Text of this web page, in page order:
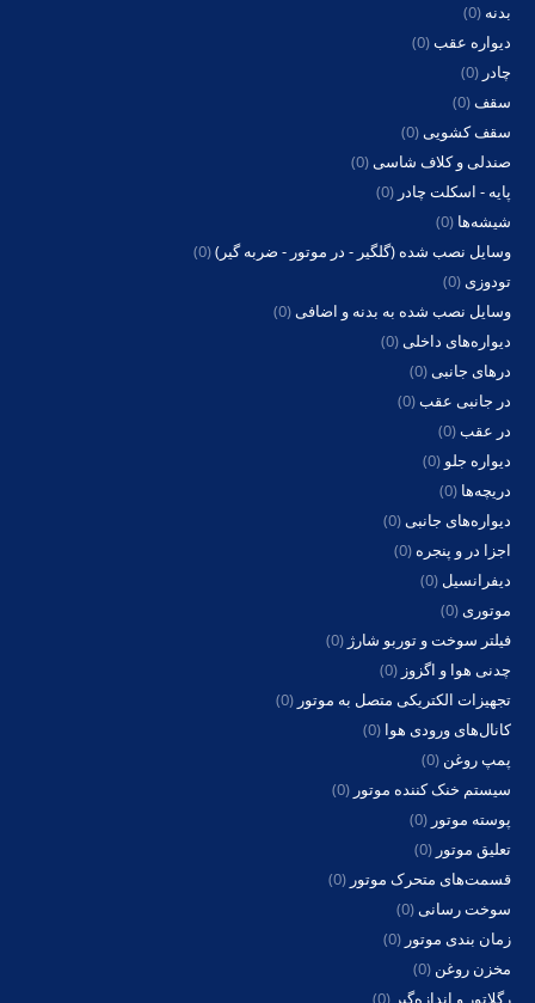
بدنه (0)
دیواره عقب(0)
چادر (0)
سقف(0)
سقف کشویی(0)
صندلی و کلاف شاسی(0)
پایه - اسکلت چادر (0)
شیشه‌ها (0)
وسایل نصب شده (گلگیر - در موتور - ضربه گیر)(0)
تودوزی(0)
وسایل نصب شده به بدنه و اضافی(0)
دیواره‌های داخلی(0)
درهای جانبی(0)
در جانبی عقب(0)
در عقب(0)
دیواره جلو (0)
دریچه‌ها (0)
دیواره‌های جانبی(0)
اجزا در و پنجره (0)
دیفرانسیل (0)
موتوری(0)
فیلتر سوخت و توربو شارژ (0)
چدنی هوا و اگزوز (0)
تجهیزات الکتریکی متصل به موتور (0)
کانال‌های ورودی هوا (0)
پمپ روغن (0)
سیستم خنک کننده موتور (0)
پوسته موتور (0)
تعلیق موتور (0)
قسمت‌های متحرک موتور (0)
سوخت رسانی(0)
زمان بندی موتور (0)
مخزن روغن (0)
رگلاتور و اندازه‌گیر (0)